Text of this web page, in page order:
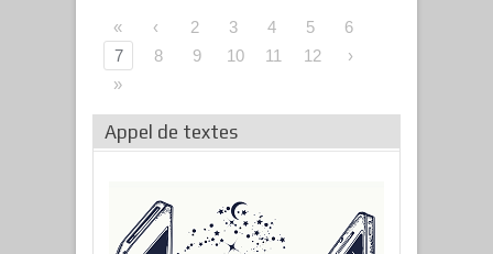
« ‹ 2 3 4 5
6
7
8 9 10 11 12
›
»
Appel de textes